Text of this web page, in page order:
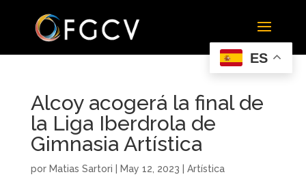
Alcoy acogerá la final de
la Liga Iberdrola de
Gimnasia Artística
por Matias Sartori May 12, 2023 Artística
ES